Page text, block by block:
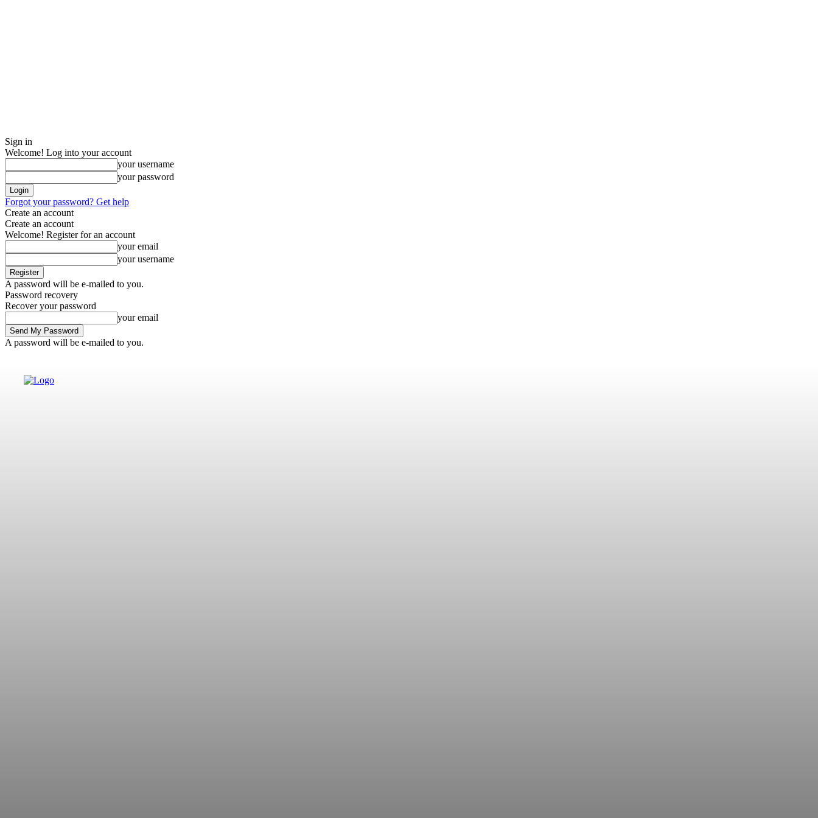
Sign in
Welcome! Log into your account
your username
your password
Forgot your password? Get help
Create an account
Create an account
Welcome! Register for an account
your email
your username
A password will be e-mailed to you.
Password recovery
Recover your password
your email
A password will be e-mailed to you.